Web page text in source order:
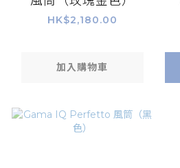
HK$2,180.00
加入購物車